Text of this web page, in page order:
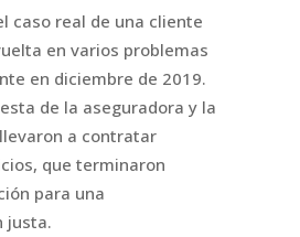
caso real de una cliente
en varios problemas
en diciembre de 2019.
de la aseguradora y la
a contratar
que terminaron
para una
justa.